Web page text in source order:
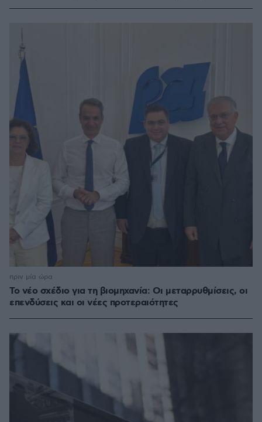
Το νέο σχέδιο για τη βιομηχανία: Οι μεταρρυθμίσεις, οι
επενδύσεις και οι νέες προτεραιότητες
πριν μία ώρα